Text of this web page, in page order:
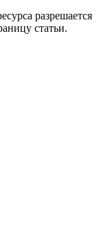
разрешается
статьи.